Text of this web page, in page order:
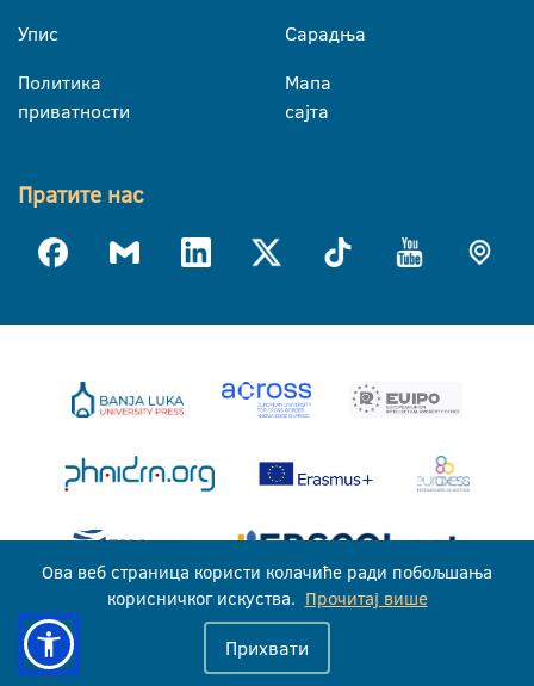
Упис
Политика
приватности
Сарадња
Мапа
сајта
Пратите нас
Сва права задржана
Ова веб страница користи колачиће ради побољшања
корисничког искуства. Прочитај више
Прихвати